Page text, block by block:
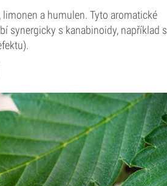
a humulen. Tyto aromatické
synergicky s kanabinoidy, například s